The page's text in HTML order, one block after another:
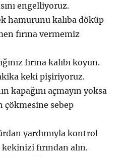
engelliyoruz.
hamurunu kalıba döküp
fırına vermemiz
fırına kalıbı koyun.
keki pişiriyoruz.
kapağını açmayın yoksa
sebep
yardımıyla kontrol
fırından alın.